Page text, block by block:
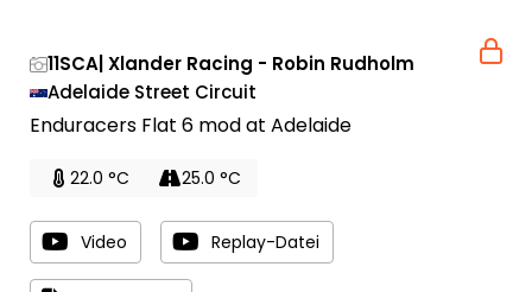
11SCA| Xlander Racing - Robin Rudholm
Adelaide Street Circuit
Enduracers Flat 6 mod at Adelaide
22.0 °C 25.0 °C
Video Replay-Datei